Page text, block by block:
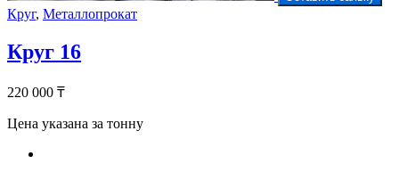
Круг, Металлопрокат
Круг 16
220 000 ₸
Цена указана за тонну